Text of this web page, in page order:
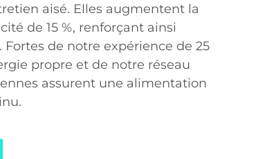
aisé. Elles augmentent la
de 15 %, renforçant ainsi
de notre expérience de 25
propre et de notre réseau
assurent une alimentation